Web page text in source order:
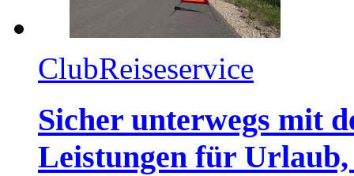
ClubReiseservice
Sicher unterwegs mit
Leistungen für